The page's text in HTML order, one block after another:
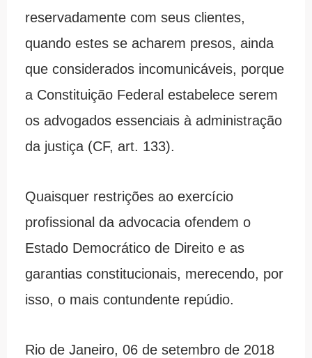
reservadamente com seus clientes,
quando estes se acharem presos, ainda
que considerados incomunicáveis, porque
a Constituição Federal estabelece serem
os advogados essenciais à administração
da justiça (CF, art. 133).
Quaisquer restrições ao exercício
profissional da advocacia ofendem o
Estado Democrático de Direito e as
garantias constitucionais, merecendo, por
isso, o mais contundente repúdio.
Rio de Janeiro, 06 de setembro de 2018